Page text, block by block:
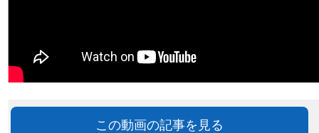
この動画の記事を見る